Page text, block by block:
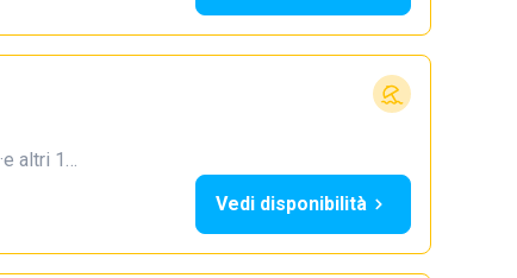
·e altri 1…
Vedi disponibilità